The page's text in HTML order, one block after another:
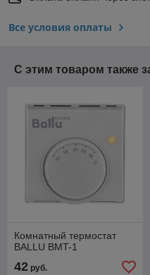
Все условия оплаты
С этим товаром также
Комнатный термостат
BALLU BMT-1
42 руб.